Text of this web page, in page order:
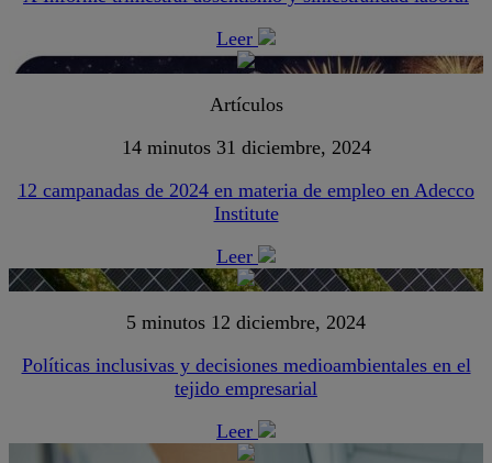
Leer
Artículos
14 minutos 31 diciembre, 2024
12 campanadas de 2024 en materia de empleo en Adecco
Institute
Leer
5 minutos 12 diciembre, 2024
Políticas inclusivas y decisiones medioambientales en el
tejido empresarial
Leer